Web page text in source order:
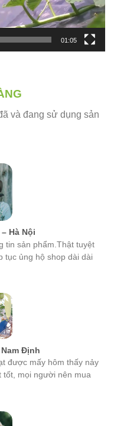
01:05
và đang sử dụng sản
– Hà Nội
tin sản phẩm.Thật tuyệt
tục ủng hộ shop dài dài
Nam Định
được mấy hôm thấy nảy
tốt, mọi người nên mua